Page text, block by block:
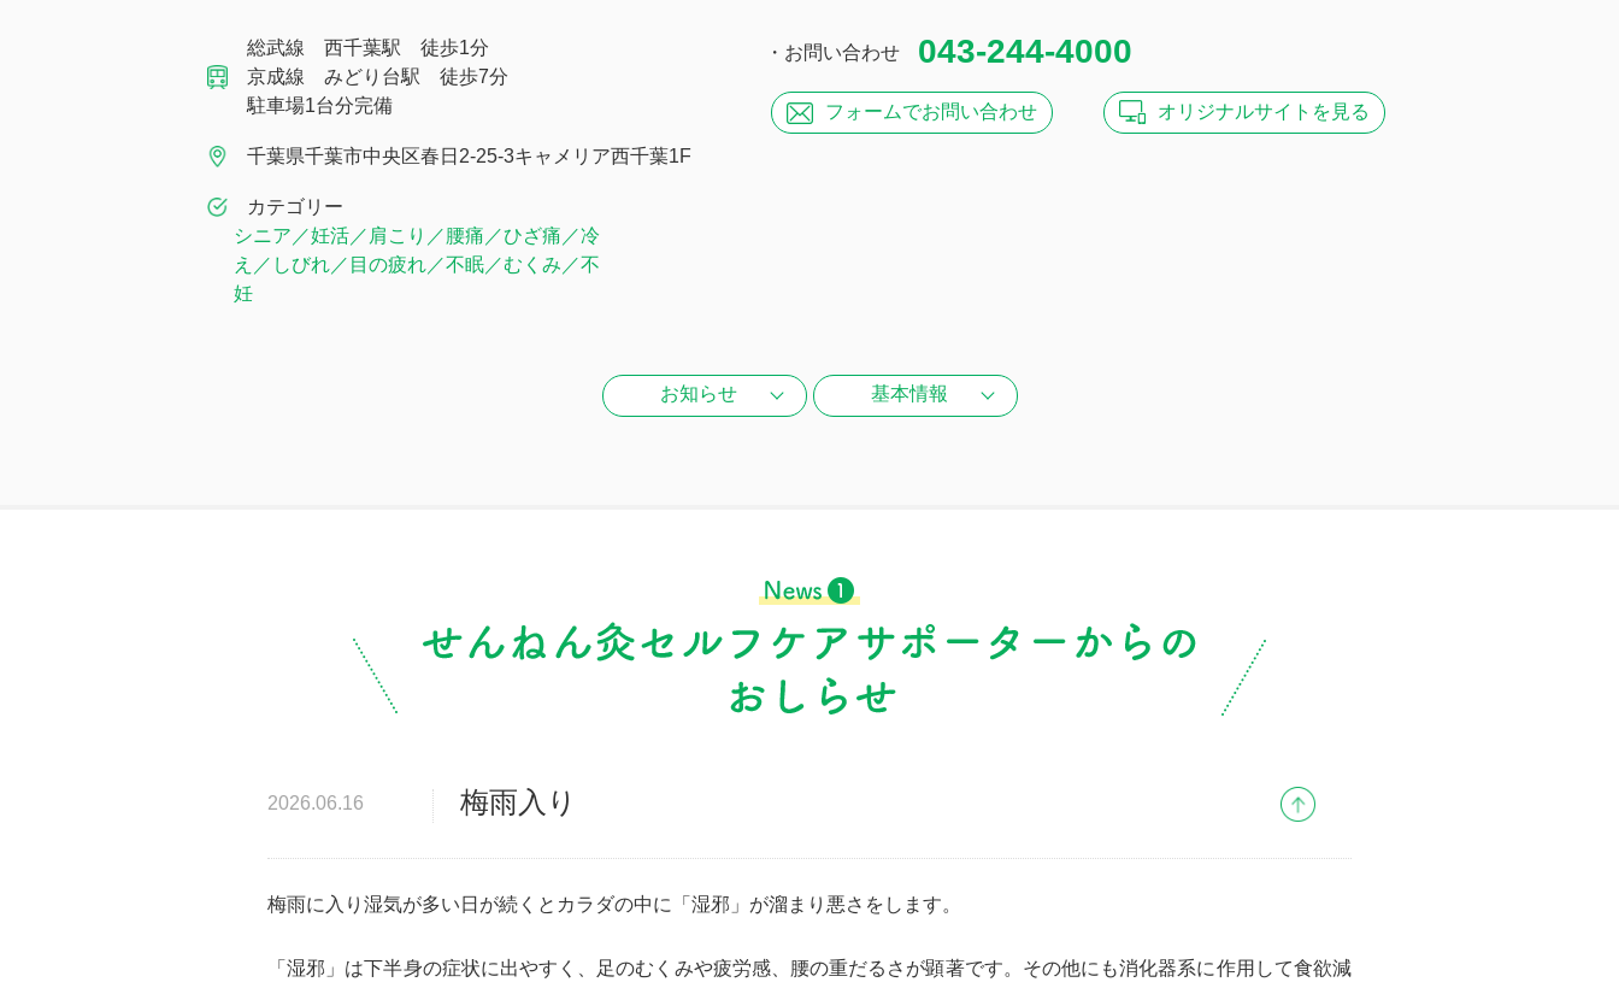
総武線 西千葉駅 徒歩1分
京成線 みどり台駅 徒歩7分
駐車場1台分完備
千葉県千葉市中央区春日2-25-3キャメリア西千葉1F
カテゴリー
シニア／妊活／肩こり／腰痛／ひざ痛／冷
え／しびれ／目の疲れ／不眠／むくみ／不
妊
・お問い合わせ 043-244-4000
フォームでお問い合わせ オリジナルサイトを見る
お知らせ 基本情報
2026.06.16 梅雨入り
梅雨に入り湿気が多い日が続くとカラダの中に「湿邪」が溜まり悪さをします。
「湿邪」は下半身の症状に出やすく、足のむくみや疲労感、腰の重だるさが顕著です。その他にも消化器系に作用して食欲減